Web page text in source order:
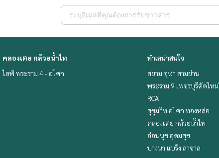
คลองเตย กล้วยน้ำไท
ไลฟ์ พระราม 4 - อโศก
ทำเลน่าสนใจ
สยาม จุฬา สามย่าน
พระราม 9 เพชรบุรีตัดใหม่
RCA
สุขุมวิท อโศก ทองหล่อ
คลองเตย กล้วยน้ำไท
อ่อนนุช อุดมสุข
บางนา แบริ่ง ลาซาล